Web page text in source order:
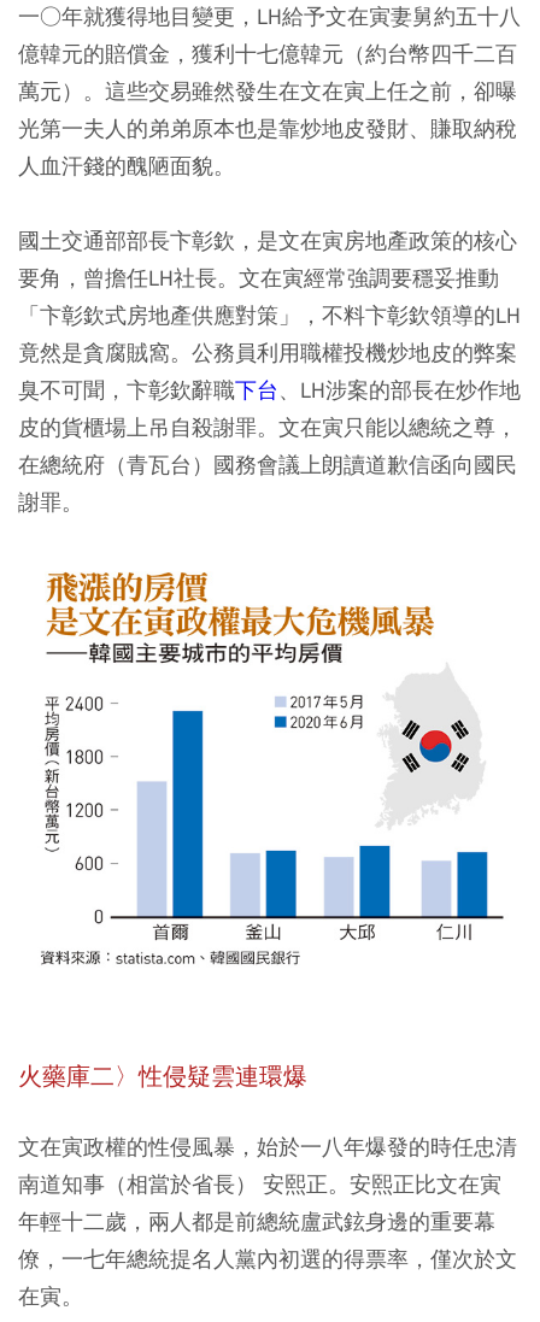
一○年就獲得地目變更，LH給予文在寅妻舅約五十八
億韓元的賠償金，獲利十七億韓元（約台幣四千二百
萬元）。這些交易雖然發生在文在寅上任之前，卻曝
光第一夫人的弟弟原本也是靠炒地皮發財、賺取納稅
人血汗錢的醜陋面貌。
國土交通部部長卞彰欽，是文在寅房地產政策的核心
要角，曾擔任LH社長。文在寅經常強調要穩妥推動
「卞彰欽式房地產供應對策」，不料卞彰欽領導的LH
竟然是貪腐賊窩。公務員利用職權投機炒地皮的弊案
臭不可聞，卞彰欽辭職下台、LH涉案的部長在炒作地
皮的貨櫃場上吊自殺謝罪。文在寅只能以總統之尊，
在總統府（青瓦台）國務會議上朗讀道歉信函向國民
謝罪。
火藥庫二〉性侵疑雲連環爆
文在寅政權的性侵風暴，始於一八年爆發的時任忠清
南道知事（相當於省長） 安熙正。安熙正比文在寅
年輕十二歲，兩人都是前總統盧武鉉身邊的重要幕
僚，一七年總統提名人黨內初選的得票率，僅次於文
在寅。